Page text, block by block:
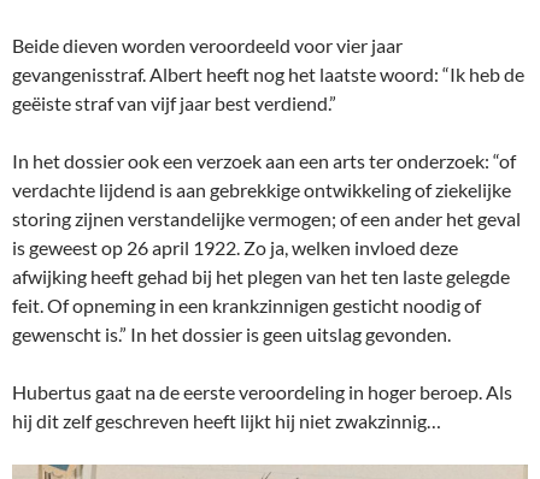
Beide dieven worden veroordeeld voor vier jaar
gevangenisstraf. Albert heeft nog het laatste woord: “Ik heb de
geëiste straf van vijf jaar best verdiend.”
In het dossier ook een verzoek aan een arts ter onderzoek: “of
verdachte lijdend is aan gebrekkige ontwikkeling of ziekelijke
storing zijnen verstandelijke vermogen; of een ander het geval
is geweest op 26 april 1922. Zo ja, welken invloed deze
afwijking heeft gehad bij het plegen van het ten laste gelegde
feit. Of opneming in een krankzinnigen gesticht noodig of
gewenscht is.” In het dossier is geen uitslag gevonden.
Hubertus gaat na de eerste veroordeling in hoger beroep. Als
hij dit zelf geschreven heeft lijkt hij niet zwakzinnig…